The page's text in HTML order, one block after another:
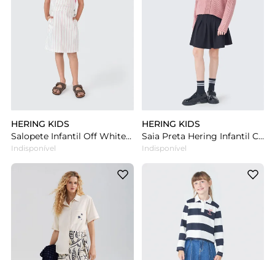
HERING KIDS
Salopete Infantil Off White Hering Em Sarja
Indisponível
HERING KIDS
Saia Preta Hering Infantil Com Pregas
Indisponível